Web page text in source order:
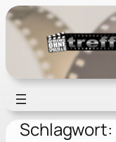
Zum
Inhalt
springen
Schlagwort: